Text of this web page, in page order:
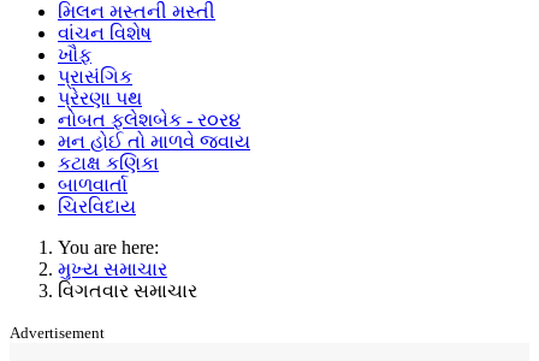
મિલન મસ્તની મસ્તી
વાંચન વિશેષ
ખૌફ
પ્રાસંગિક
પ્રેરણા પથ
નોબત ફ્લેશબેક - ર૦ર૪
મન હોઈ તો માળવે જવાય
કટાક્ષ કણિકા
બાળવાર્તા
ચિરવિદાય
You are here:
મુખ્ય સમાચાર
વિગતવાર સમાચાર
Advertisement